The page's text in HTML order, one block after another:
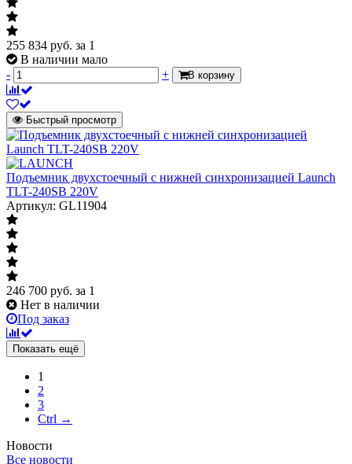
255 834 руб. за 1
В наличии мало
-
+ В корзину
Быстрый просмотр
Подъемник двухстоечный с нижней синхронизацией Launch
TLT-240SB 220V
Артикул: GL11904
246 700 руб. за 1
Нет в наличии
Под заказ
Показать ещё
1
2
3
Ctrl →
Новости
Все новости